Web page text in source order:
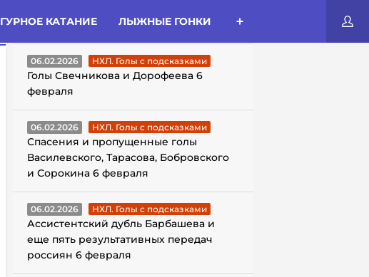
КАТАНИЕ ЛЫЖНЫЕ ГОНКИ
ГОЛЫ С ПОДСКАЗКАМИ
06.02.2026 НХЛ. Голы с подсказками
Голы Свечникова и Дорофеева 6
февраля
06.02.2026 НХЛ. Голы с подсказками
Спасения и пропущенные голы
Василевского, Тарасова, Бобровского
и Сорокина 6 февраля
06.02.2026 НХЛ. Голы с подсказками
Ассистентский дубль Барбашева и
еще пять результативных передач
россиян 6 февраля